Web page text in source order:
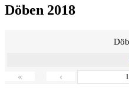
Döben 2018
« ‹